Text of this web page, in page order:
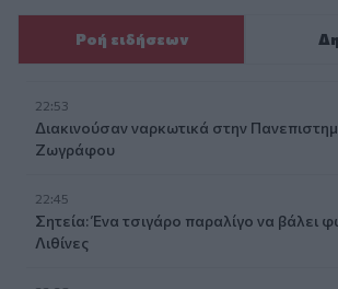
Ροή ειδήσεων
22:53
Διακινούσαν ναρκωτικά στην
Ζωγράφου
22:45
Σητεία: Ένα τσιγάρο παραλίγο να βάλει
Λιθίνες